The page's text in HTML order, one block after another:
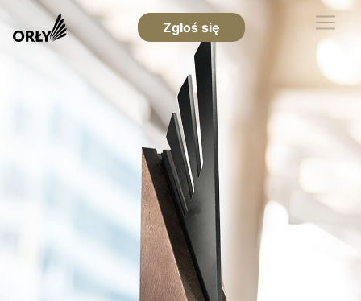
Zgłoś się